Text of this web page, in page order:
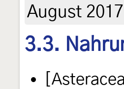
August
3.3.